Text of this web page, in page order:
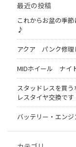
最近の投稿
これからお盆の季
♪
アクア パンク修理
MIDホイール ナイ
スタッドレスを買
レスタイヤ交換です
バッテリー・エン